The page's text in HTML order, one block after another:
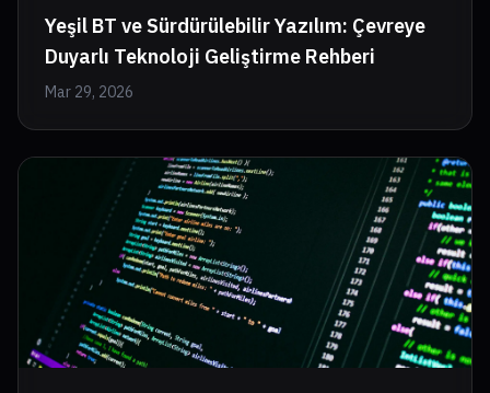
Yeşil BT ve Sürdürülebilir Yazılım: Çevreye
Duyarlı Teknoloji Geliştirme Rehberi
Mar 29, 2026